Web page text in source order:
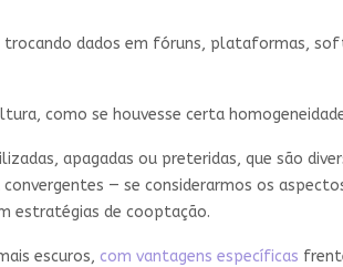
dados em fóruns, plataformas,
como se houvesse certa
apagadas ou preteridas, que são
— se considerarmos os
estratégias de cooptação.
escuros, com vantagens específicas